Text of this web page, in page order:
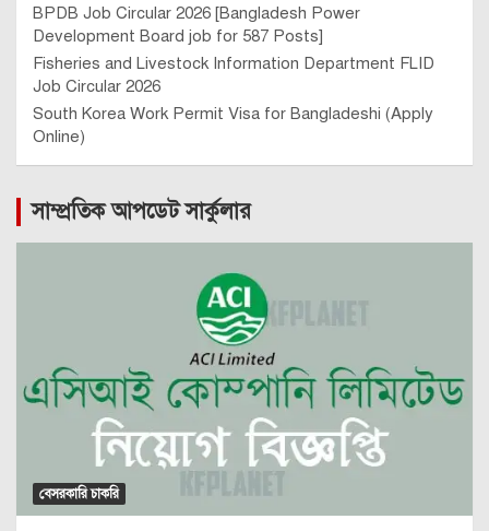
BPDB Job Circular 2026 [Bangladesh Power
Development Board job for 587 Posts]
Fisheries and Livestock Information Department FLID
Job Circular 2026
South Korea Work Permit Visa for Bangladeshi (Apply
Online)
সাম্প্রতিক আপডেট সার্কুলার
বেসরকারি চাকরি